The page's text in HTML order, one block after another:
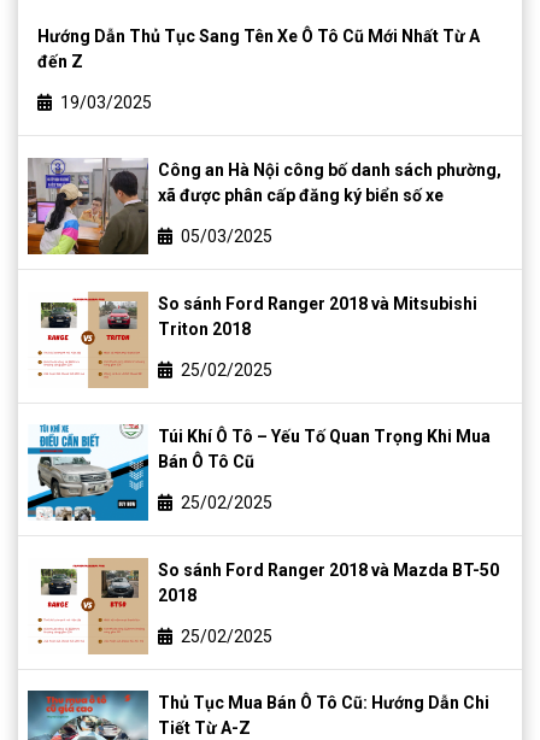
Hướng Dẫn Thủ Tục Sang Tên Xe Ô Tô Cũ Mới Nhất Từ A
đến Z
19/03/2025
Công an Hà Nội công bố danh sách phường,
xã được phân cấp đăng ký biển số xe
05/03/2025
So sánh Ford Ranger 2018 và Mitsubishi
Triton 2018
25/02/2025
Túi Khí Ô Tô – Yếu Tố Quan Trọng Khi Mua
Bán Ô Tô Cũ
25/02/2025
So sánh Ford Ranger 2018 và Mazda BT-50
2018
25/02/2025
Thủ Tục Mua Bán Ô Tô Cũ: Hướng Dẫn Chi
Tiết Từ A-Z